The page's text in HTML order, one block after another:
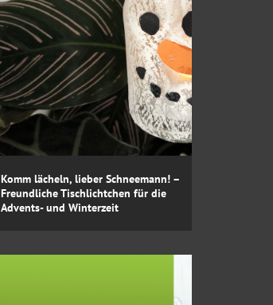
Komm lächeln, lieber Schneemann! –
Freundliche Tischlichtchen für die
Advents- und Winterzeit